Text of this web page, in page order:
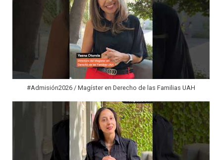
#Admisión2026 / Magíster en Derecho de las Familias UAH